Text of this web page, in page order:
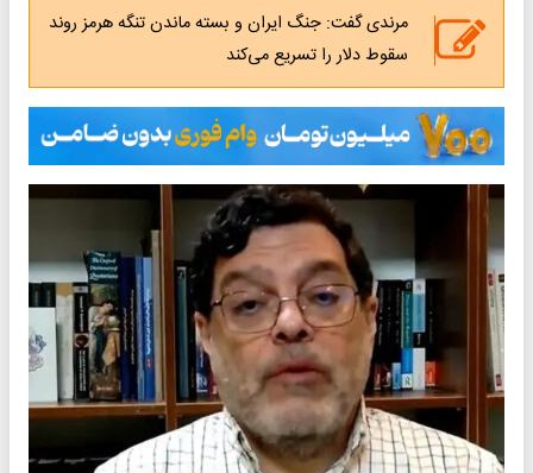
مرندی گفت: جنگ ایران و بسته ماندن تنگه هرمز روند
سقوط دلار را تسریع می‌کند